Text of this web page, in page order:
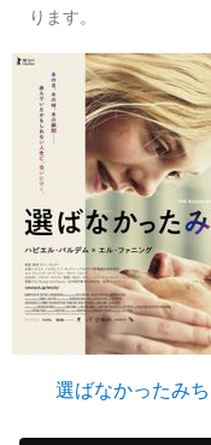
ります。
選ばなかったみち